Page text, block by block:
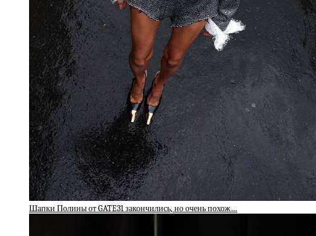
Шапки Полины от GATE31 закончились, но очень похож…